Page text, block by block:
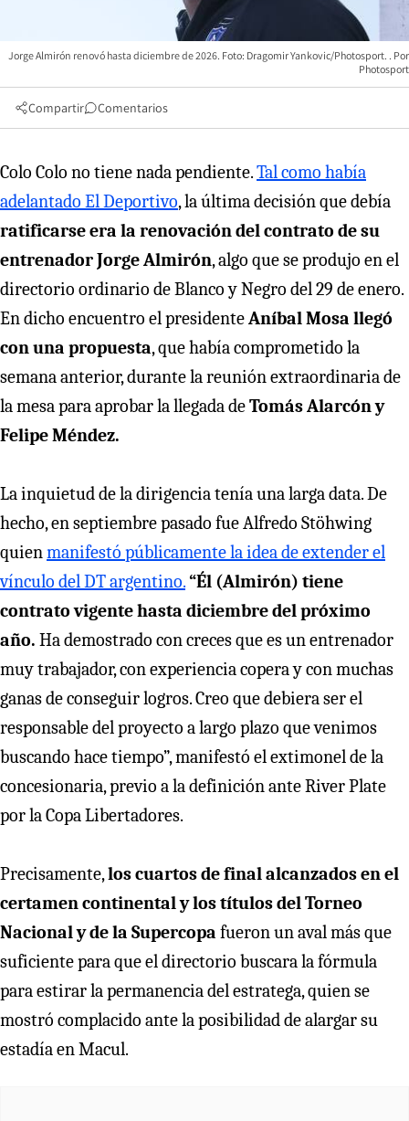
Jorge Almirón renovó hasta diciembre de 2026. Foto: Dragomir Yankovic/Photosport.
Photosport
Compartir Comentarios
Colo Colo no tiene nada pendiente.Tal como había
adelantado El Deportivo, la última decisión que debía
ratificarse era la renovación del contrato de su
entrenador Jorge Almirón, algo que se produjo en el
directorio ordinario de Blanco y Negro del 29 de enero.
En dicho encuentro el presidenteAníbal Mosa llegó
con una propuesta, que había comprometido la
semana anterior, durante la reunión extraordinaria de
la mesa para aprobar la llegada deTomás Alarcón y
Felipe Méndez.
La inquietud de la dirigencia tenía una larga data. De
hecho, en septiembre pasado fue Alfredo Stöhwing
quienmanifestó públicamente la idea de extender el
vínculo del DT argentino.“Él (Almirón) tiene
contrato vigente hasta diciembre del próximo
año. Ha demostrado con creces que es un entrenador
muy trabajador, con experiencia copera y con muchas
ganas de conseguir logros. Creo que debiera ser el
responsable del proyecto a largo plazo que venimos
buscando hace tiempo”, manifestó el extimonel de la
concesionaria, previo a la definición ante River Plate
por la Copa Libertadores.
Precisamente,los cuartos de final alcanzados en el
certamen continental y los títulos del Torneo
Nacional y de la Supercopa fueron un aval más que
suficiente para que el directorio buscara la fórmula
para estirar la permanencia del estratega, quien se
mostró complacido ante la posibilidad de alargar su
estadía en Macul.